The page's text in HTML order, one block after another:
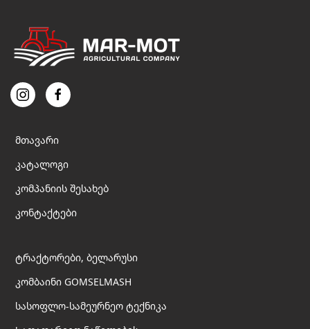
მთავარი
კატალოგი
კომპანიის შესახებ
კონტაქტები
ტრაქტორები, ბელარუსი
კომბაინი GOMSELMASH
სასოფლო-სამეურნეო ტექნიკა